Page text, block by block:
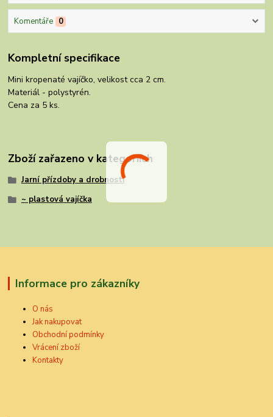
Komentáře 0
Kompletní specifikace
Mini kropenaté vajíčko, velikost cca 2 cm.
Materiál - polystyrén.
Cena za 5 ks.
Zboží zařazeno v kategoriích
Jarní přízdoby a drobnosti
~ plastová vajíčka
Informace pro zákazníky
O nás
Jak nakupovat
Obchodní podmínky
Vrácení zboží
Kontakty